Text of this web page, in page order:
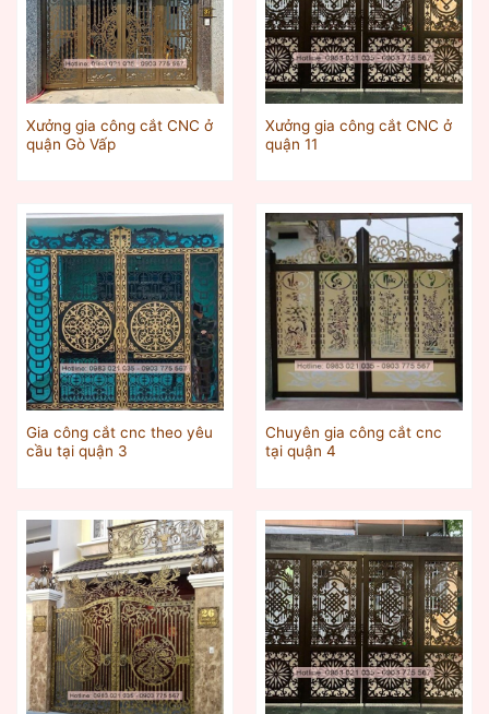
Xưởng gia công cắt CNC ở
quận Gò Vấp
Xưởng gia công cắt CNC ở
quận 11
Gia công cắt cnc theo yêu
cầu tại quận 3
Chuyên gia công cắt cnc
tại quận 4